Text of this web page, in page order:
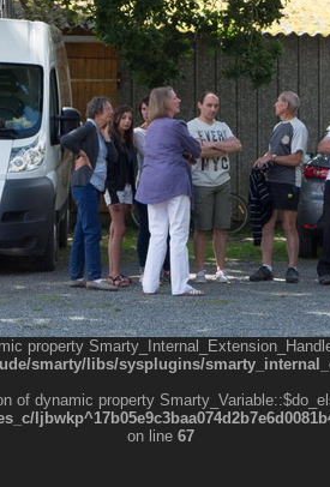
property
smarty/libs/sysplugins/
of dynamic property
on line 67